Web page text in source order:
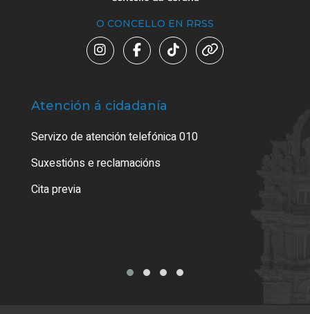
O CONCELLO EN RRSS
Atención á cidadanía
Servizo de atención telefónica 010
Suxestións e reclamacións
Cita previa